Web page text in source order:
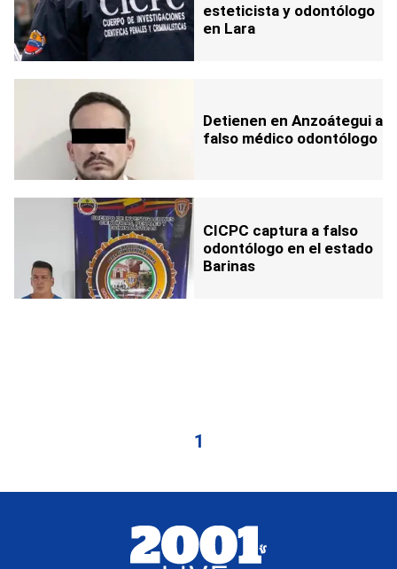
esteticista y odontólogo
en Lara
Detienen en Anzoátegui a
falso médico odontólogo
CICPC captura a falso
odontólogo en el estado
Barinas
1